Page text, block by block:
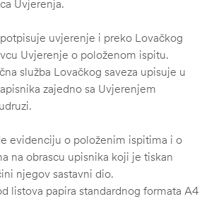
Uvjerenja.
uvjerenje i preko Lovačkog
Uvjerenje o položenom ispitu.
služba Lovačkog saveza upisuje u
zajedno sa Uvjerenjem
evidenciju o položenim ispitima i o
na obrascu upisnika koji je tiskan
njegov sastavni dio.
listova papira standardnog formata A4